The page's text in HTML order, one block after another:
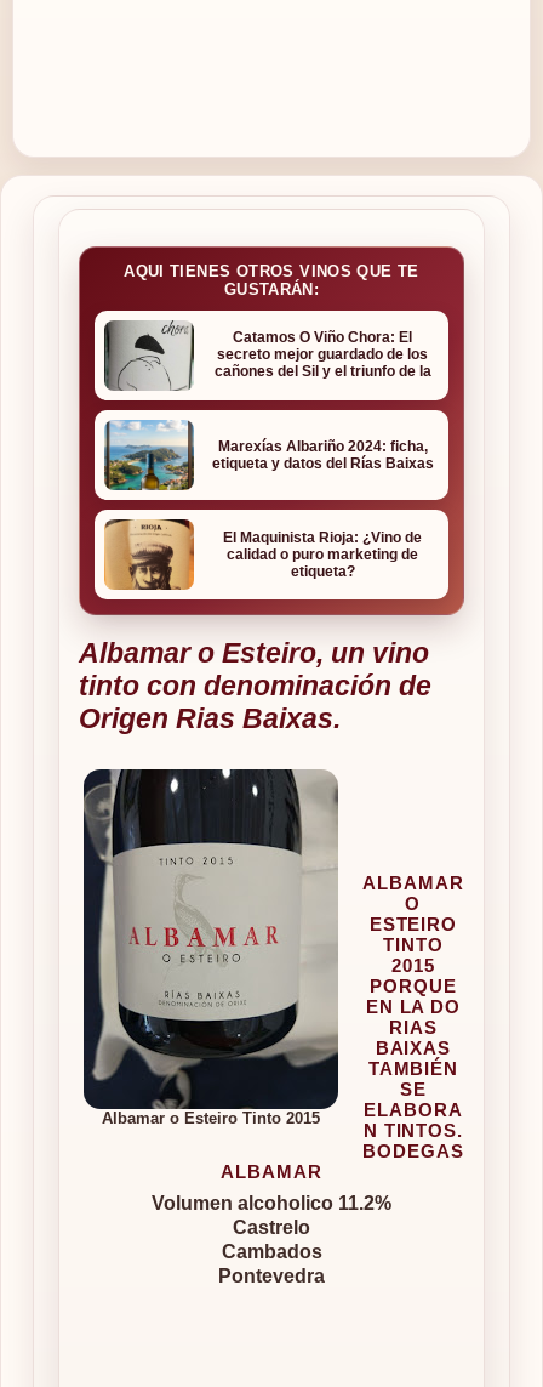
AQUI TIENES OTROS VINOS QUE TE
GUSTARÁN:
Catamos O Viño Chora: El
secreto mejor guardado de los
cañones del Sil y el triunfo de la
Marexías Albariño 2024: ficha,
etiqueta y datos del Rías Baixas
El Maquinista Rioja: ¿Vino de
calidad o puro marketing de
etiqueta?
Albamar o Esteiro, un vino
tinto con denominación de
Origen Rias Baixas.
Albamar o Esteiro Tinto 2015
ALBAMAR
O
ESTEIRO
TINTO
2015
PORQUE
EN LA DO
RIAS
BAIXAS
TAMBIÉN
SE
ELABORA
N TINTOS.
BODEGAS
ALBAMAR
Volumen alcoholico 11.2%
Castrelo
Cambados
Pontevedra